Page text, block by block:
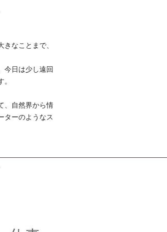
なことまで、
今日は少し遠回
、自然界から情
ターのようなス